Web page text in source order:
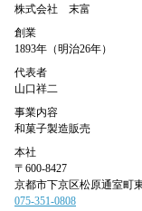
株式会社 末富
創業
1893年（明治26年）
代表者
山口祥二
事業内容
和菓子製造販売
本社
〒600-8427
京都市下京区松原通室町
075-351-0808